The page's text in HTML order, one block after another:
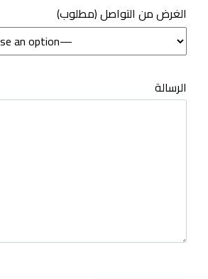
(مطلوب) الغرض من التواصل
الرسالة